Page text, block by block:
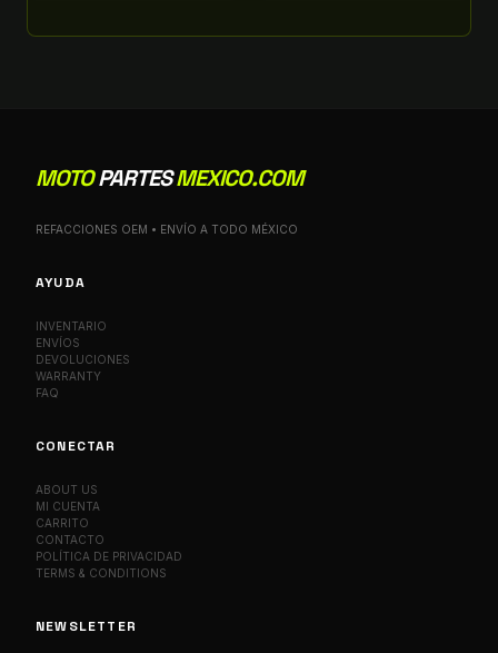
MOTOPARTESMEXICO.COM
REFACCIONES OEM • ENVÍO A TODO MÉXICO
AYUDA
INVENTARIO
ENVÍOS
DEVOLUCIONES
WARRANTY
FAQ
CONECTAR
ABOUT US
MI CUENTA
CARRITO
CONTACTO
POLÍTICA DE PRIVACIDAD
TERMS & CONDITIONS
NEWSLETTER